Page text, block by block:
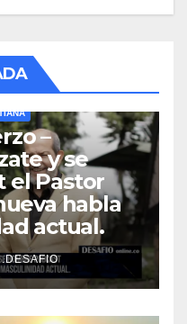
–
y se
el Pastor
habla
actual.